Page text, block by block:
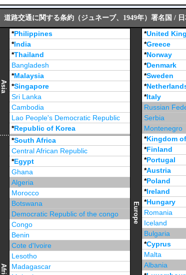
道路交通に関する条約（ジュネーブ、1949年）署名国 /
Asia
*Philippines
*India
*Thailand
Bangladesh
*Malaysia
*Singapore
Sri Lanka
Cambodia
Lao People's Democratic Republic
*Republic of Korea
Brunei Darussalam
*South Africa
Central African Republic
*Egypt
Ghana
Algeria
Morocco
Botswana
Democratic Republic of the congo
Congo
Benin
Cote d'Ivoire
Lesotho
Madagascar
Europe
*United
*Greece
*Norway
*Denmark
*Sweden
*
*Italy
Russian
Serbia
Montenegro
*Kingdom
*Finland
*Portugal
*Austria
*Poland
*Ireland
*Hungary
Romania
Iceland
Bulgaria
*Cyprus
Malta
Albania